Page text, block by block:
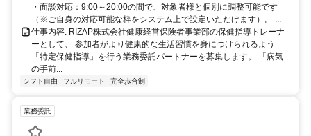
・面談対応：9:00～20:00の間で、対象者様と個別に調整可能です
（※ご自身の対応可能な枠をシステム上で設定いただけます）。 ...
仕事内容: RIZAP株式会社健康経営保険者事業部の保健指導トレーナ
ーとして、 参加者がより健康的な生活習慣を身につけられるよう
「特定保健指導」を行う業務委託パートナーを募集します。 「病気
の手前...
シフト自由 フルリモート 完全歩合制
業務委託